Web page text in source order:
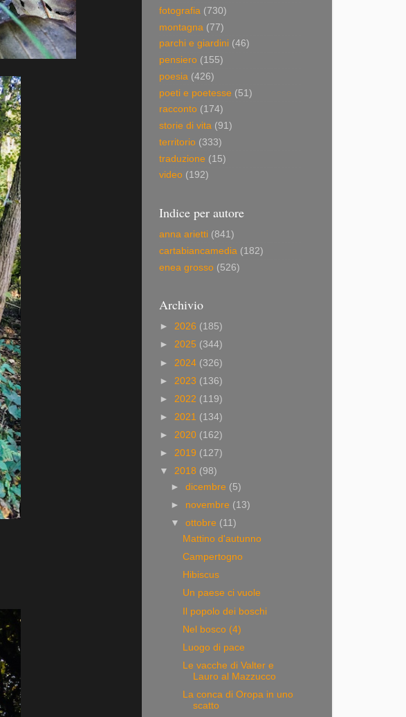
fotografia (730)
montagna (77)
parchi e giardini (46)
pensiero (155)
poesia (426)
poeti e poetesse (51)
racconto (174)
storie di vita (91)
territorio (333)
traduzione (15)
video (192)
Indice per autore
anna arietti (841)
cartabiancamedia (182)
enea grosso (526)
Archivio
► 2026 (185)
► 2025 (344)
► 2024 (326)
► 2023 (136)
► 2022 (119)
► 2021 (134)
► 2020 (162)
► 2019 (127)
▼ 2018 (98)
►dicembre (5)
► novembre (13)
▼ottobre (11)
Mattino d'autunno
Campertogno
Hibiscus
Un paese ci vuole
Il popolo dei boschi
Nel bosco (4)
Luogo di pace
Le vacche di Valter e
Lauro al Mazzucco
La conca di Oropa in uno
scatto